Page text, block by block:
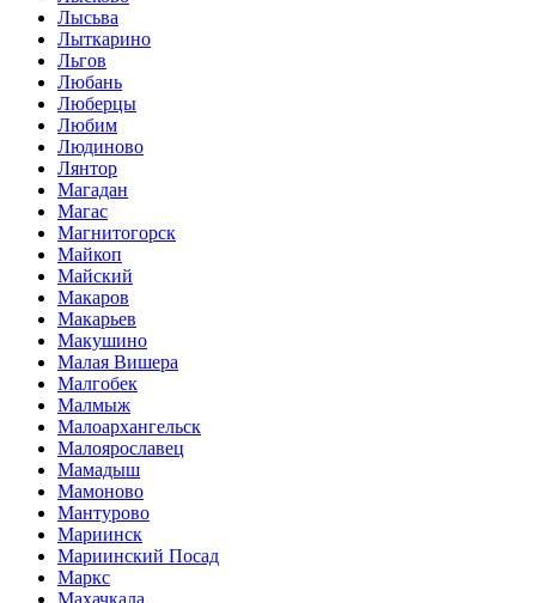
Лысьва
Лыткарино
Льгов
Любань
Люберцы
Любим
Людиново
Лянтор
Магадан
Магас
Магнитогорск
Майкоп
Майский
Макаров
Макарьев
Макушино
Малая Вишера
Малгобек
Малмыж
Малоархангельск
Малоярославец
Мамадыш
Мамоново
Мантурово
Мариинск
Мариинский Посад
Маркс
Махачкала